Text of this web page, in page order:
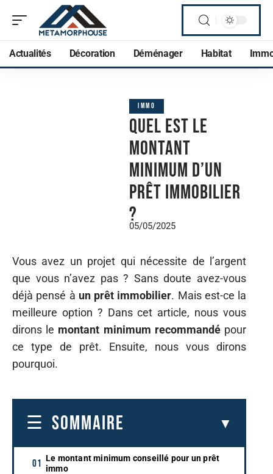
Actualités Décoration Déménager Habitat
IMMO
Quel est le
montant
minimum d’un
prêt immobilier
?
05/05/2025
Vous avez un projet qui nécessite de l’argent
que vous n’avez pas ? Sans doute avez-vous
déjà pensé à un prêt immobilier. Mais est-ce la
meilleure option ? Dans cet article, nous vous
dirons le montant minimum recommandépour
ce type de prêt. Ensuite, nous vous dirons
pourquoi.
SOMMAIRE
Le montant minimum conseillé pour un prêt
immo